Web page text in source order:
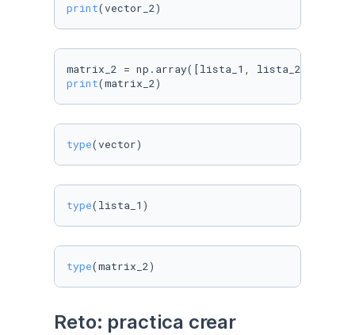
print
print(matrix_2)
type
type(lista_1)
type(matrix_2)
Reto: practica crear